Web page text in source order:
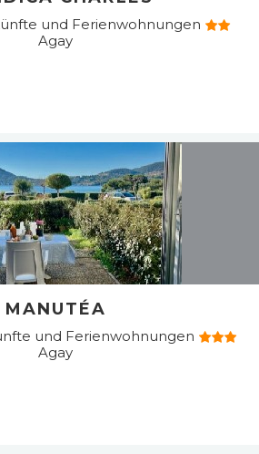
und Ferienwohnungen
Agay
MANUTÉA
und Ferienwohnungen
Agay